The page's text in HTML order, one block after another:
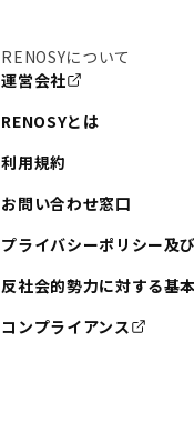
RENOSYについて
運営会社
RENOSYとは
利用規約
お問い合わせ窓口
プライバシーポリシー及
反社会的勢力に対する基
コンプライアンス